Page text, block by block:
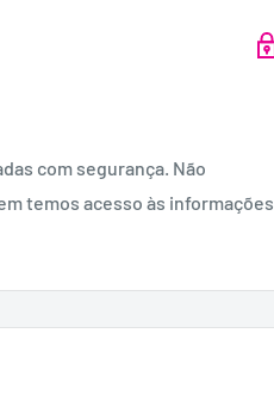
com segurança. Não
temos acesso às informações